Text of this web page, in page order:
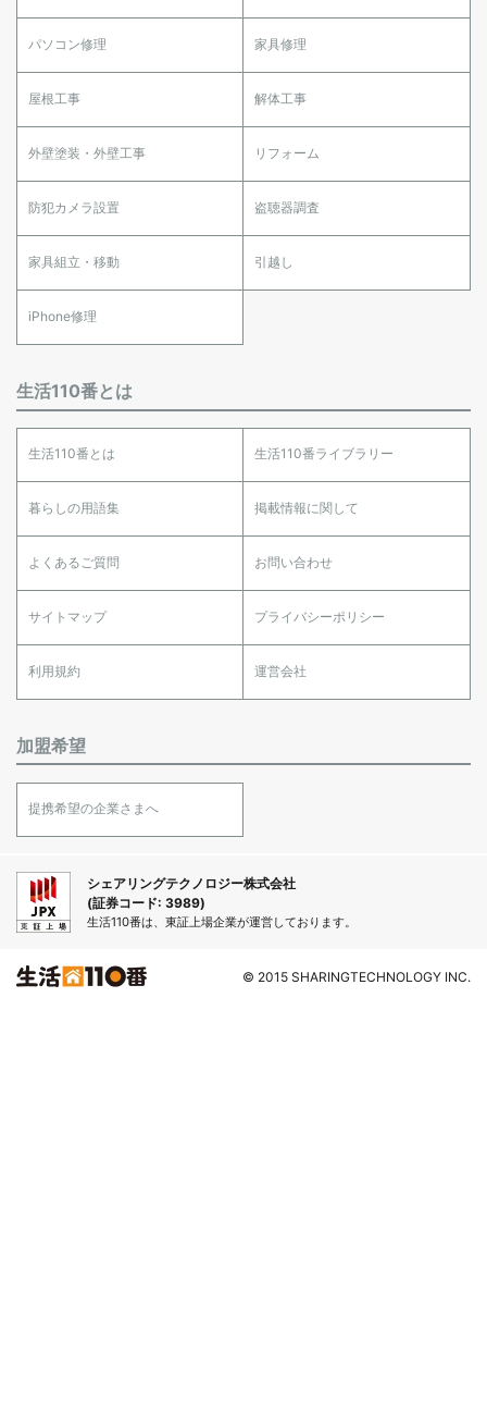
パソコン修理 家具修理
屋根工事 解体工事
外壁塗装・外壁工事 リフォーム
防犯カメラ設置 盗聴器調査
家具組立・移動 引越し
iPhone修理
生活110番とは
生活110番とは 生活110番ライブラリー
暮らしの用語集 掲載情報に関して
よくあるご質問 お問い合わせ
サイトマップ プライバシーポリシー
利用規約 運営会社
加盟希望
提携希望の企業さまへ
シェアリングテクノロジー株式会社
(証券コード: 3989)
生活110番は、東証上場企業が運営しております。
© 2015 SHARINGTECHNOLOGY INC.